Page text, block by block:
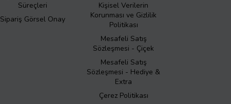
Süreçleri
Sipariş Görsel Onay
Kişisel Verilerin
Korunması ve Gizlilik
Politikası
Mesafeli Satış
Sözleşmesi - Çiçek
Mesafeli Satış
Sözleşmesi - Hediye &
Extra
Çerez Politikası